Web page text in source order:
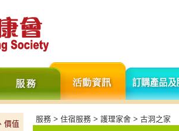
活
訊
價值
服務 > 住宿服務 > 護理家舍 > 古洞之家